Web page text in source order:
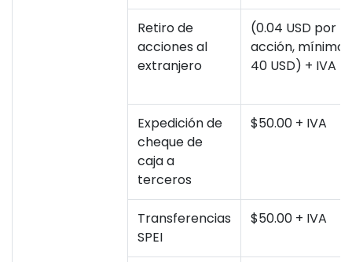
Retiro de
acciones al
extranjero
(0.04 USD por
acción, mínimo
40 USD) + IVA
Expedición de
cheque de
caja a
terceros
$50.00 + IVA
Transferencias
SPEI
$50.00 + IVA